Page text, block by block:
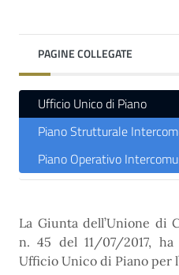
PAGINE COLLEGATE
Ufficio Unico di Piano
Piano Strutturale
Piano Operativo
La Giunta dell’Unione di
n. 45 del 11/07/2017,
Ufficio Unico di Piano per